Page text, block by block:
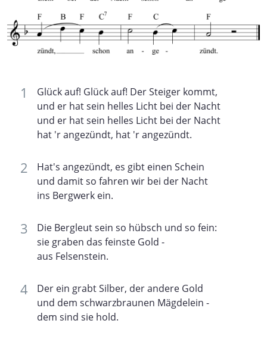
Glück auf! Glück auf! Der Steiger kommt,
und er hat sein helles Licht bei der Nacht
und er hat sein helles Licht bei der Nacht
hat 'r angezündt, hat 'r angezündt.
Hat's angezündt, es gibt einen Schein
und damit so fahren wir bei der Nacht
ins Bergwerk ein.
Die Bergleut sein so hübsch und so fein:
sie graben das feinste Gold -
aus Felsenstein.
Der ein grabt Silber, der andere Gold
und dem schwarzbraunen Mägdelein -
dem sind sie hold.